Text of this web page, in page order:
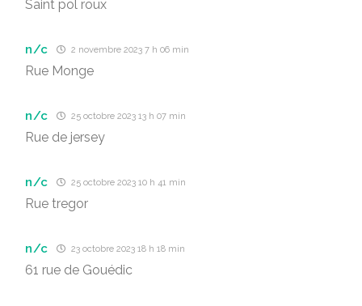
Saint pol roux
n/c 2 novembre 2023 7 h 06 min
Rue Monge
n/c 25 octobre 2023 13 h 07 min
Rue de jersey
n/c 25 octobre 2023 10 h 41 min
Rue tregor
n/c 23 octobre 2023 18 h 18 min
61 rue de Gouédic